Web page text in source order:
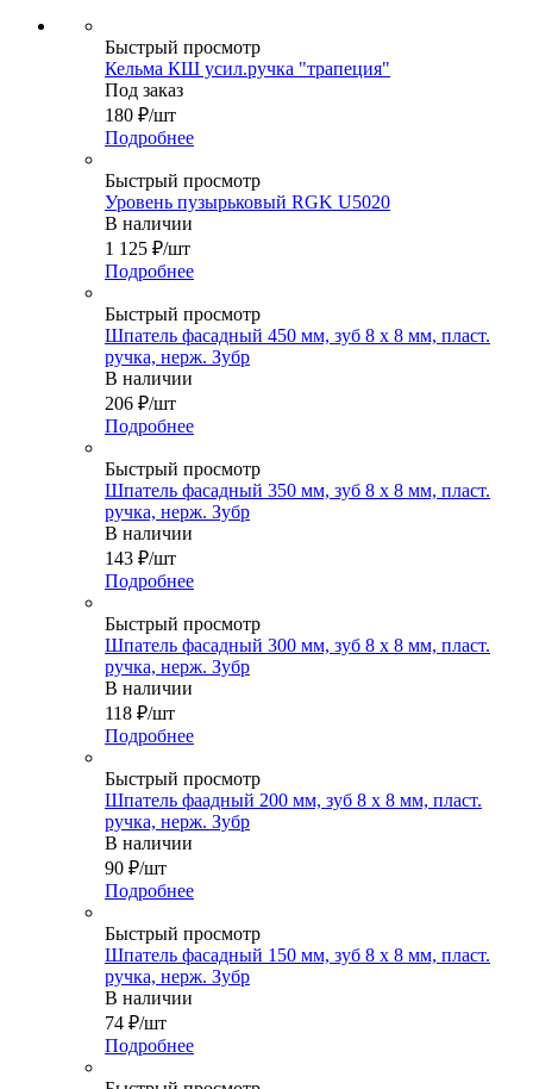
Быстрый просмотр
Кельма КШ усил.ручка "трапеция"
Под заказ
180 ₽/шт
Подробнее
Быстрый просмотр
Уровень пузырьковый RGK U5020
В наличии
1 125 ₽/шт
Подробнее
Быстрый просмотр
Шпатель фасадный 450 мм, зуб 8 х 8 мм, пласт.
ручка, нерж. Зубр
В наличии
206 ₽/шт
Подробнее
Быстрый просмотр
Шпатель фасадный 350 мм, зуб 8 х 8 мм, пласт.
ручка, нерж. Зубр
В наличии
143 ₽/шт
Подробнее
Быстрый просмотр
Шпатель фасадный 300 мм, зуб 8 х 8 мм, пласт.
ручка, нерж. Зубр
В наличии
118 ₽/шт
Подробнее
Быстрый просмотр
Шпатель фаадный 200 мм, зуб 8 х 8 мм, пласт.
ручка, нерж. Зубр
В наличии
90 ₽/шт
Подробнее
Быстрый просмотр
Шпатель фасадный 150 мм, зуб 8 х 8 мм, пласт.
ручка, нерж. Зубр
В наличии
74 ₽/шт
Подробнее